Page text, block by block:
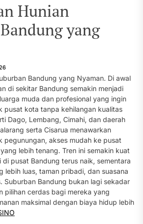
Hunian
yang
Bandung yang Nyaman. Di awal
di sekitar Bandung semakin menjadi
muda dan profesional yang ingin
pusat kota tanpa kehilangan kualitas
Dago, Lembang, Cimahi, dan daerah
serta Cisarua menawarkan
pegunungan, akses mudah ke pusat
lebih tenang. Tren ini semakin kuat
pusat Bandung terus naik, sementara
lebih luas, taman pribadi, dan suasana
Suburban Bandung bukan lagi sekadar
pilihan cerdas bagi mereka yang
maksimal dengan biaya hidup lebih